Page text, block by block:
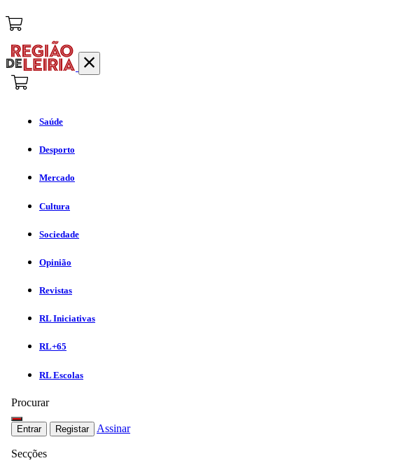
Saúde
Desporto
Mercado
Cultura
Sociedade
Opinião
Revistas
RL Iniciativas
RL+65
RL Escolas
Procurar
Entrar Registar Assinar
Secções